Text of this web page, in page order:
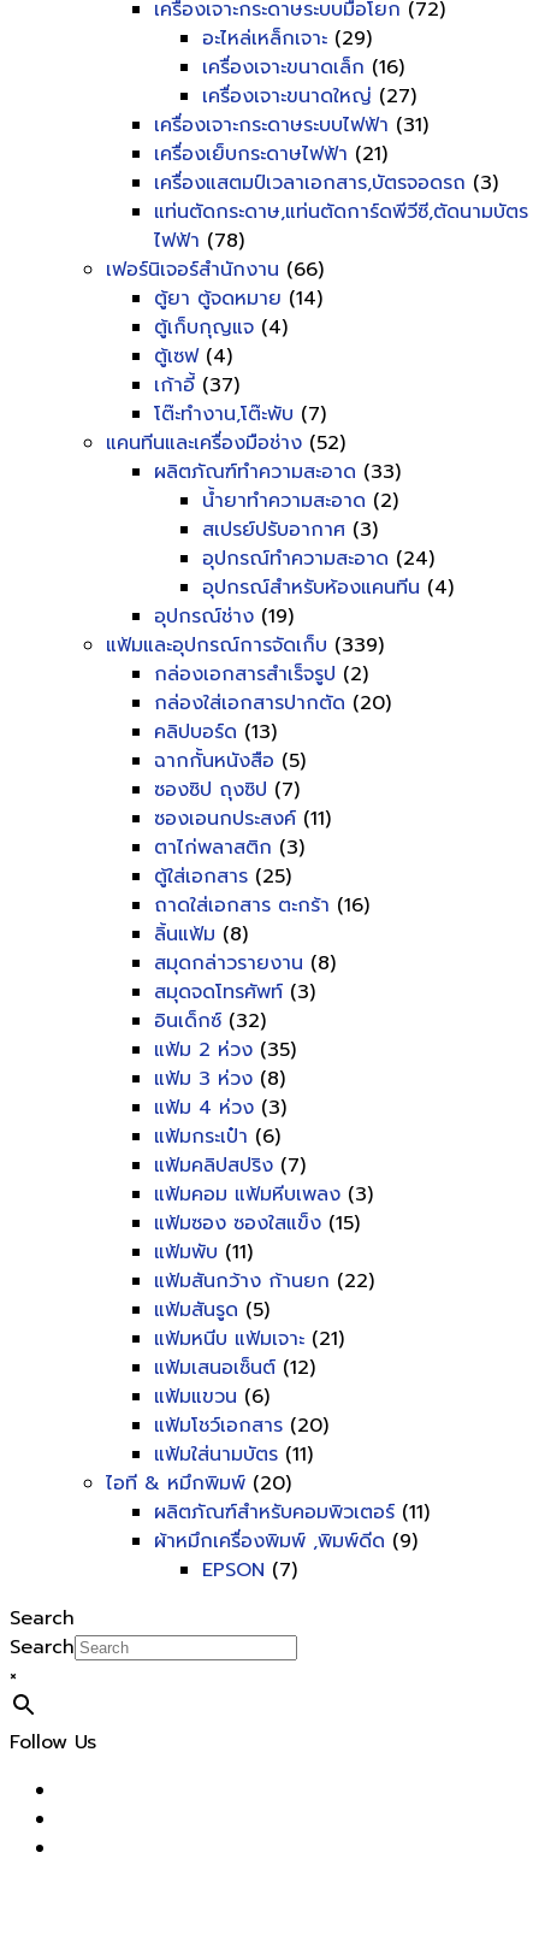
เครื่องเจาะกระดาษระบบมือโยก (72)
อะไหล่เหล็กเจาะ (29)
เครื่องเจาะขนาดเล็ก (16)
เครื่องเจาะขนาดใหญ่ (27)
เครื่องเจาะกระดาษระบบไฟฟ้า (31)
เครื่องเย็บกระดาษไฟฟ้า (21)
เครื่องแสตมป์เวลาเอกสาร,บัตรจอดรถ (3)
แท่นตัดกระดาษ,แท่นตัดการ์ดพีวีซี,ตัดนามบัตร
ไฟฟ้า (78)
เฟอร์นิเจอร์สำนักงาน (66)
ตู้ยา ตู้จดหมาย (14)
ตู้เก็บกุญแจ (4)
ตู้เซฟ(4)
เก้าอี้ (37)
โต๊ะทำงาน,โต๊ะพับ (7)
แคนทีนและเครื่องมือช่าง (52)
ผลิตภัณฑ์ทำความสะอาด (33)
น้ำยาทำความสะอาด (2)
สเปรย์ปรับอากาศ (3)
อุปกรณ์ทำความสะอาด (24)
อุปกรณ์สำหรับห้องแคนทีน (4)
อุปกรณ์ช่าง (19)
แฟ้มและอุปกรณ์การจัดเก็บ (339)
กล่องเอกสารสำเร็จรูป (2)
กล่องใส่เอกสารปากตัด (20)
คลิปบอร์ด (13)
ฉากกั้นหนังสือ (5)
ซองซิป ถุงซิป (7)
ซองเอนกประสงค์ (11)
ตาไก่พลาสติก (3)
ตู้ใส่เอกสาร (25)
ถาดใส่เอกสาร ตะกร้า (16)
ลิ้นแฟ้ม (8)
สมุดกล่าวรายงาน (8)
สมุดจดโทรศัพท์ (3)
อินเด็กซ์ (32)
แฟ้ม 2 ห่วง (35)
แฟ้ม 3 ห่วง (8)
แฟ้ม 4 ห่วง (3)
แฟ้มกระเป๋า (6)
แฟ้มคลิปสปริง (7)
แฟ้มคอม แฟ้มหีบเพลง (3)
แฟ้มซอง ซองใสแข็ง (15)
แฟ้มพับ (11)
แฟ้มสันกว้าง ก้านยก (22)
แฟ้มสันรูด (5)
แฟ้มหนีบ แฟ้มเจาะ (21)
แฟ้มเสนอเซ็นต์ (12)
แฟ้มแขวน (6)
แฟ้มโชว์เอกสาร (20)
แฟ้มใส่นามบัตร (11)
ไอที & หมึกพิมพ์ (20)
ผลิตภัณฑ์สำหรับคอมพิวเตอร์ (11)
ผ้าหมึกเครื่องพิมพ์ ,พิมพ์ดีด (9)
EPSON (7)
Search
Search
×
Follow Us